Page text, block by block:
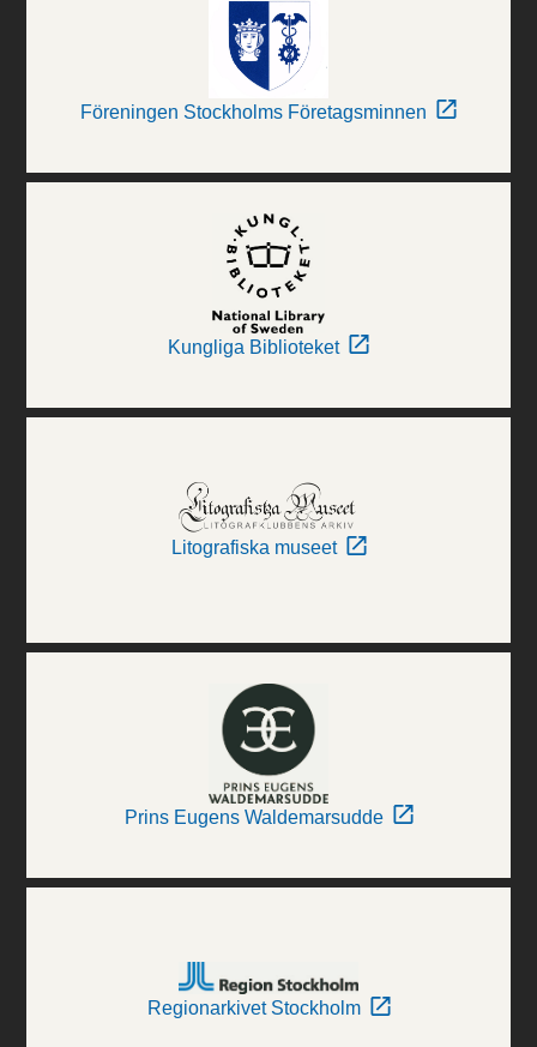
Föreningen Stockholms Företagsminnen
Kungliga Biblioteket
Litografiska museet
Prins Eugens Waldemarsudde
Regionarkivet Stockholm